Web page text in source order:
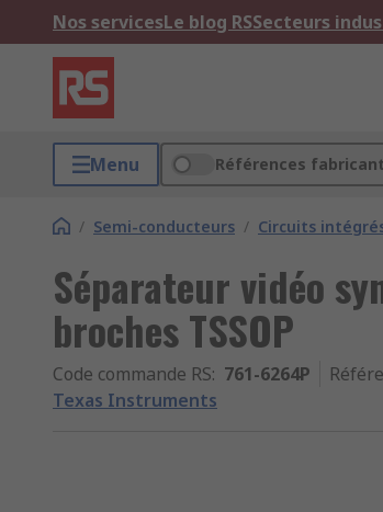
Nos servicesLe blog RSSecteurs
Menu Références fabricant
/ Semi-conducteurs / Circuits
Séparateur vidéo
broches TSSOP
Code commande RS: 761-6264P
Texas Instruments